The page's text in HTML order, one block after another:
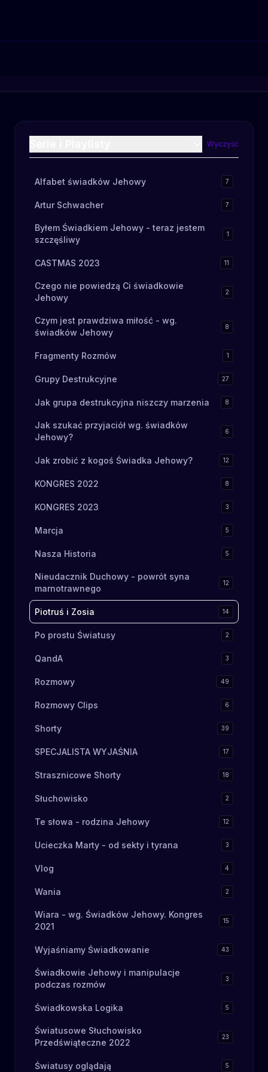
Wyczyść
Alfabet świadków Jehowy 7
Artur Schwacher 7
Byłem Świadkiem Jehowy - teraz jestem
szczęśliwy
1
CASTMAS 2023 11
Czego nie powiedzą Ci świadkowie
Jehowy
2
Czym jest prawdziwa miłość - wg.
świadków Jehowy
8
Fragmenty Rozmów 1
Grupy Destrukcyjne 27
Jak grupa destrukcyjna niszczy marzenia 8
Jak szukać przyjaciół wg. świadków
Jehowy?
6
Jak zrobić z kogoś Świadka Jehowy? 12
KONGRES 2022 8
KONGRES 2023 3
Marcja 5
Nasza Historia 5
Nieudacznik Duchowy - powrót syna
marnotrawnego
12
Piotruś i Zosia 14
Po prostu Światusy 2
QandA 3
Rozmowy 49
Rozmowy Clips 6
Shorty 39
SPECJALISTA WYJAŚNIA 17
Strasznicowe Shorty 18
Słuchowisko 2
Te słowa - rodzina Jehowy 12
Ucieczka Marty - od sekty i tyrana 3
Vlog 4
Wania 2
Wiara - wg. Świadków Jehowy. Kongres
2021
15
Wyjaśniamy Świadkowanie 43
Świadkowie Jehowy i manipulacje
podczas rozmów
3
Świadkowska Logika 5
Światusowe Słuchowisko
Przedświąteczne 2022
23
Światusy oglądają 5